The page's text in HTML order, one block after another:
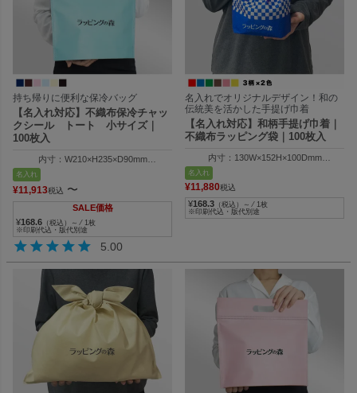
持ち帰りに便利な保冷バッグ
【名入れ対応】不織布保冷チャッ
クシール トート 小サイズ｜
100枚入
内寸：W210×H235×D90mm
外寸：W300×H280×D90mm
名入れ
¥11,913税込 〜
SALE価格
¥168.6 （税込）～ ⁄ 1枚
※印刷代込・版代別途
5.00
名入れでオリジナルデザイン！和の
伝統美を活かした手提げ巾着
【名入れ対応】和柄手提げ巾着｜
不織布ラッピング袋｜100枚入
内寸：130W×152H×100Dmm
外寸：130W×205H×100Dmm
名入れ
¥11,880税込
¥168.3 （税込）～ ⁄ 1枚
※印刷代込・版代別途